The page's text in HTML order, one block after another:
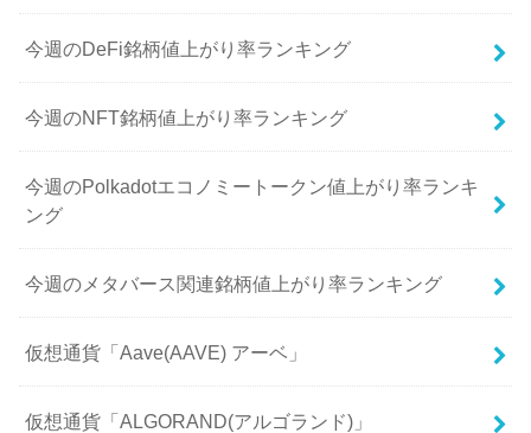
今週のDeFi銘柄値上がり率ランキング
今週のNFT銘柄値上がり率ランキング
今週のPolkadotエコノミートークン値上がり率ランキ
ング
今週のメタバース関連銘柄値上がり率ランキング
仮想通貨「Aave(AAVE) アーベ」
仮想通貨「ALGORAND(アルゴランド)」